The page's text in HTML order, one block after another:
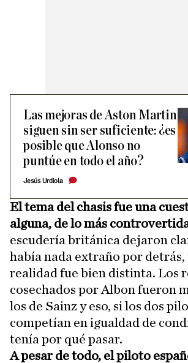
Las mejoras de Aston Martin
siguen sin ser suficiente: ¿es
posible que Alonso no
puntúe en todo el año?
Jesús Urdiola
El tema del chasis fue una
alguna, de lo más
escudería británica dejaron
había nada extraño por detrás,
realidad fue bien distinta. Los
cosechados por Albon fueron
los de Sainz y eso, si los dos
competían en igualdad de
tenía por qué pasar.
A pesar de todo, el piloto